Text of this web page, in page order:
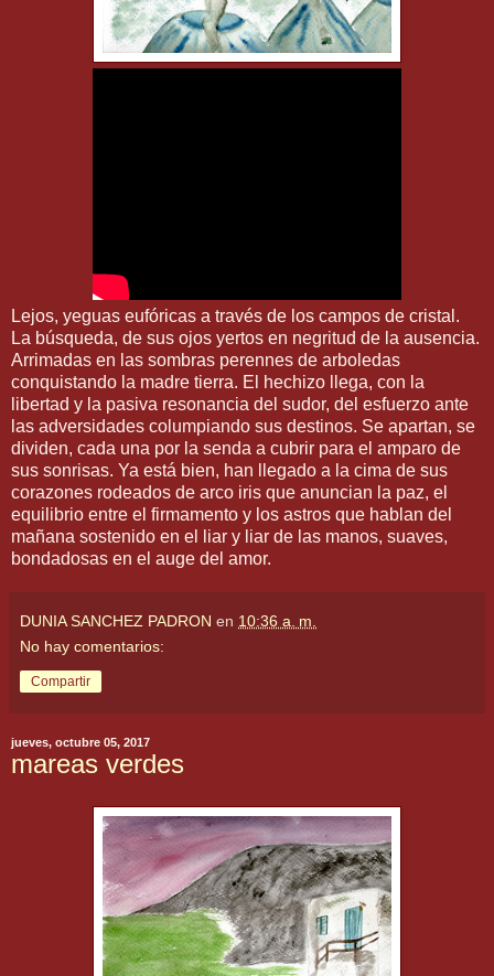
Lejos, yeguas eufóricas a través de los campos de cristal.
La búsqueda, de sus ojos yertos en negritud de la ausencia.
Arrimadas en las sombras perennes de arboledas
conquistando la madre tierra. El hechizo llega, con la
libertad y la pasiva resonancia del sudor, del esfuerzo ante
las adversidades columpiando sus destinos. Se apartan, se
dividen, cada una por la senda a cubrir para el amparo de
sus sonrisas. Ya está bien, han llegado a la cima de sus
corazones rodeados de arco iris que anuncian la paz, el
equilibrio entre el firmamento y los astros que hablan del
mañana sostenido en el liar y liar de las manos, suaves,
bondadosas en el auge del amor.
DUNIA SANCHEZ PADRON en 10:36 a. m.
No hay comentarios:
Compartir
jueves, octubre 05, 2017
mareas verdes